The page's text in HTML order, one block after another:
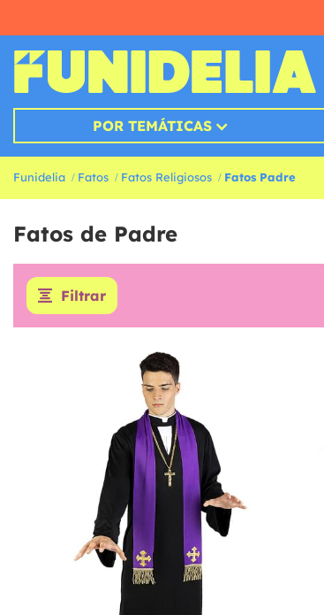
POR TEMÁTICAS
Funidelia Fatos Fatos Religiosos Fatos Padre
Fatos de Padre
Filtrar